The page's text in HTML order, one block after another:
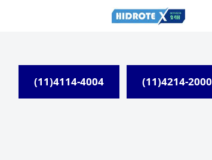
(11)4114-4004 (11)4214-2000